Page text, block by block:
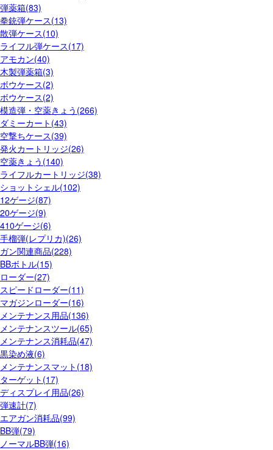
弾薬箱(83)
拳銃弾ケース(13)
散弾ケース(10)
ライフル弾ケース(17)
アモカン(40)
木製弾薬箱(3)
ボウケース(2)
ボウケース(2)
模造弾・空薬きょう(266)
ダミーカート(43)
空撃ちケース(39)
発火カートリッジ(26)
空薬きょう(140)
ライフルカートリッジ(38)
ショットシェル(102)
12ゲージ(87)
20ゲージ(9)
410ゲージ(6)
手榴弾(レプリカ)(26)
ガン関連商品(228)
BBボトル(15)
ローダー(27)
スピードローダー(11)
マガジンローダー(16)
メンテナンス用品(136)
メンテナンスツール(65)
メンテナンス消耗品(47)
黒染め液(6)
メンテナンスマット(18)
ターゲット(17)
ディスプレイ用品(26)
弾速計(7)
エアガン消耗品(99)
BB弾(79)
ノーマルBB弾(16)